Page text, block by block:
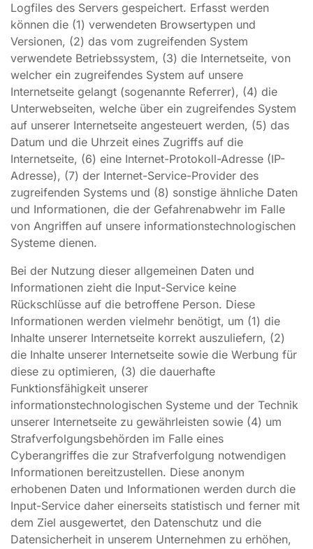
Logfiles des Servers gespeichert. Erfasst werden
können die (1) verwendeten Browsertypen und
Versionen, (2) das vom zugreifenden System
verwendete Betriebssystem, (3) die Internetseite, von
welcher ein zugreifendes System auf unsere
Internetseite gelangt (sogenannte Referrer), (4) die
Unterwebseiten, welche über ein zugreifendes System
auf unserer Internetseite angesteuert werden, (5) das
Datum und die Uhrzeit eines Zugriffs auf die
Internetseite, (6) eine Internet-Protokoll-Adresse (IP-
Adresse), (7) der Internet-Service-Provider des
zugreifenden Systems und (8) sonstige ähnliche Daten
und Informationen, die der Gefahrenabwehr im Falle
von Angriffen auf unsere informationstechnologischen
Systeme dienen.
Bei der Nutzung dieser allgemeinen Daten und
Informationen zieht die Input-Service keine
Rückschlüsse auf die betroffene Person. Diese
Informationen werden vielmehr benötigt, um (1) die
Inhalte unserer Internetseite korrekt auszuliefern, (2)
die Inhalte unserer Internetseite sowie die Werbung für
diese zu optimieren, (3) die dauerhafte
Funktionsfähigkeit unserer
informationstechnologischen Systeme und der Technik
unserer Internetseite zu gewährleisten sowie (4) um
Strafverfolgungsbehörden im Falle eines
Cyberangriffes die zur Strafverfolgung notwendigen
Informationen bereitzustellen. Diese anonym
erhobenen Daten und Informationen werden durch die
Input-Service daher einerseits statistisch und ferner mit
dem Ziel ausgewertet, den Datenschutz und die
Datensicherheit in unserem Unternehmen zu erhöhen,